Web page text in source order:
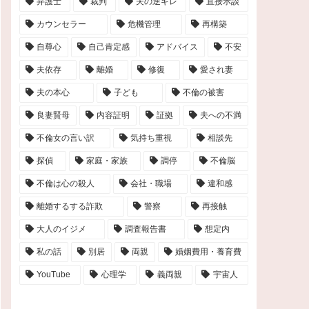
カウンセラー 危機管理 再構築
自尊心 自己肯定感 アドバイス 不安
夫依存 離婚 修復 愛され妻
夫の本心 子ども 不倫の被害
良妻賢母 内容証明 証拠 夫への不満
不倫女の言い訳 気持ち重視 相談先
探偵 家庭・家族 調停 不倫脳
不倫は心の殺人 会社・職場 違和感
離婚するする詐欺 警察 再接触
大人のイジメ 調査報告書 想定内
私の話 別居 両親 婚姻費用・養育費
YouTube 心理学 義両親 宇宙人